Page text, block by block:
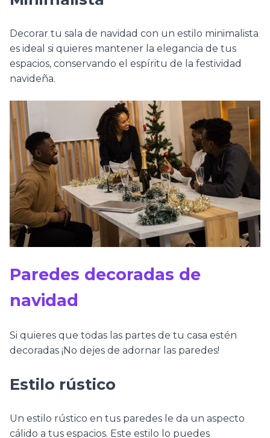
Decorar tu sala de navidad con un estilo minimalista
es ideal si quieres mantener la elegancia de tus
espacios, conservando el espíritu de la festividad
navideña.
Paredes decoradas de
navidad
Si quieres que todas las partes de tu casa estén
decoradas ¡No dejes de adornar las paredes!
Estilo rústico
Un estilo rústico en tus paredes le da un aspecto
cálido a tus espacios. Este estilo lo puedes